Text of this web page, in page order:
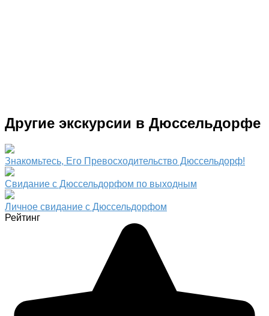
Другие экскурсии в Дюссельдорфе
Знакомьтесь, Его Превосходительство Дюссельдорф!
Свидание с Дюссельдорфом по выходным
Личное свидание с Дюссельдорфом
Рейтинг